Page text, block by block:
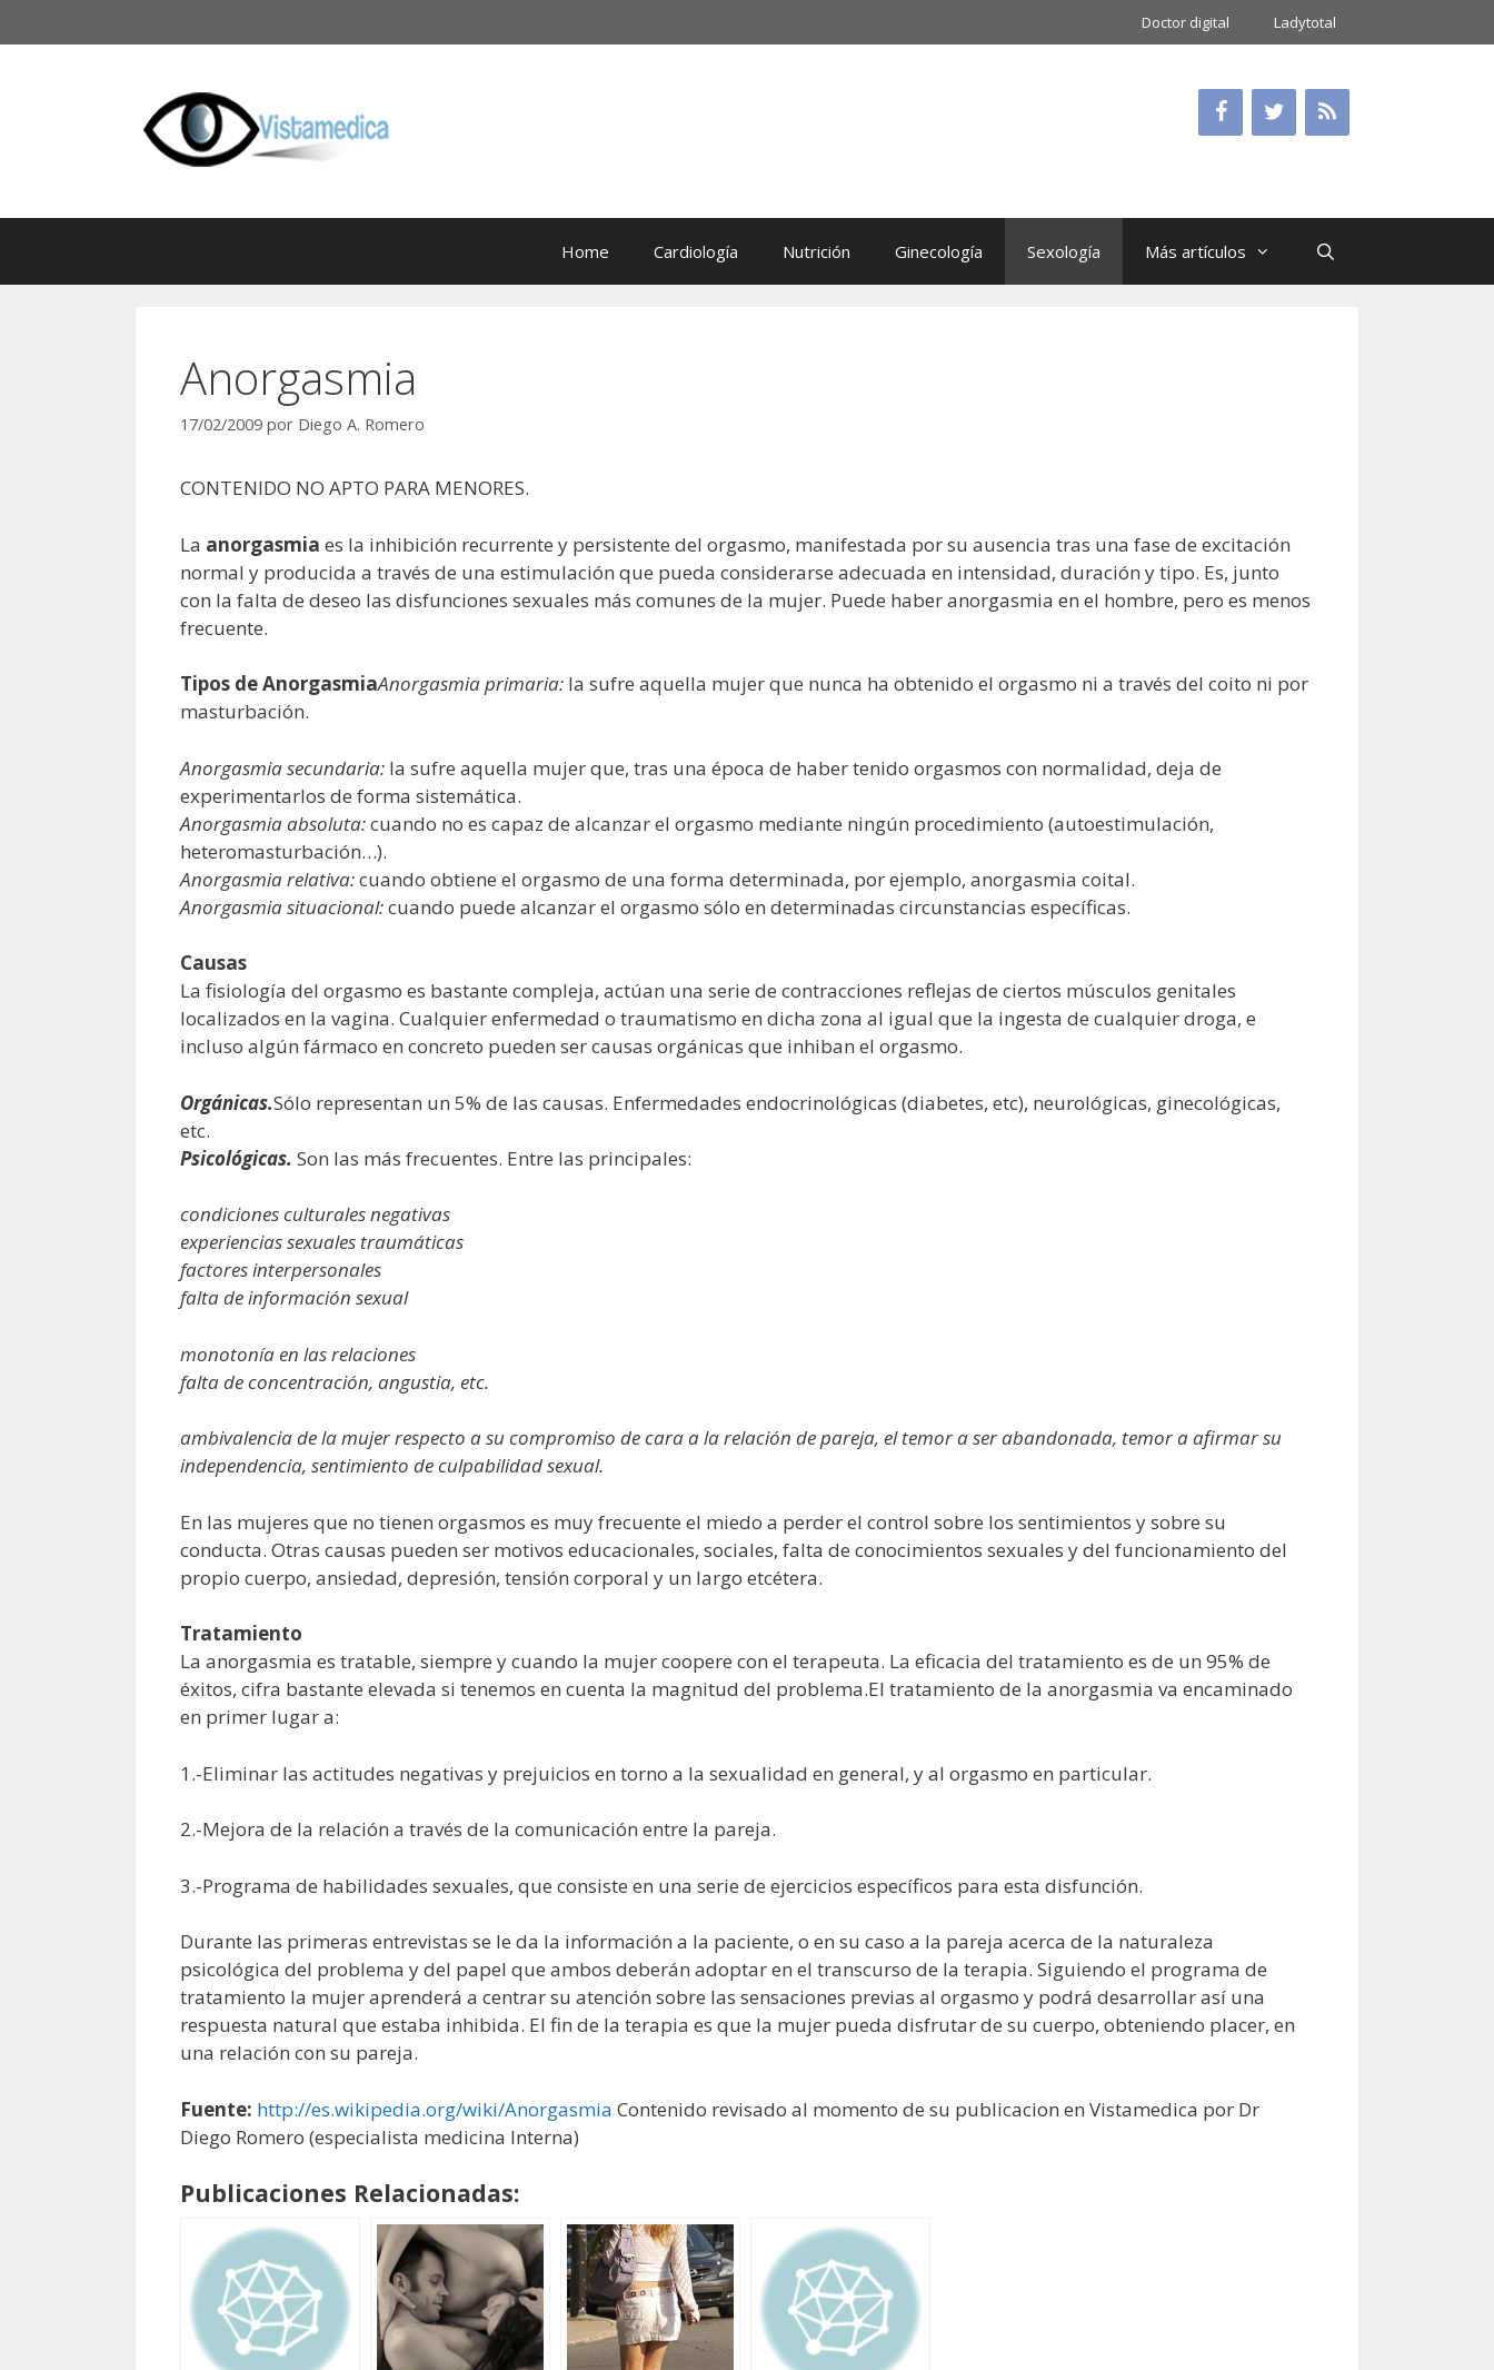
al
Doctor digital Ladytotal
Home Cardiología Nutrición Ginecología Sexología Más artículos
Anorgasmia
17/02/2009 por Diego A. Romero
CONTENIDO NO APTO PARA MENORES.
La anorgasmia es la inhibición recurrente y persistente del orgasmo, manifestada por su ausencia tras una fase de excitación
normal y producida a través de una estimulación que pueda considerarse adecuada en intensidad, duración y tipo. Es, junto
con la falta de deseo las disfunciones sexuales más comunes de la mujer. Puede haber anorgasmia en el hombre, pero es menos
frecuente.
Tipos de AnorgasmiaAnorgasmia primaria: la sufre aquella mujer que nunca ha obtenido el orgasmo ni a través del coito ni por
masturbación.
Anorgasmia secundaria: la sufre aquella mujer que, tras una época de haber tenido orgasmos con normalidad, deja de
experimentarlos de forma sistemática.
Anorgasmia absoluta:cuando no es capaz de alcanzar el orgasmo mediante ningún procedimiento (autoestimulación,
heteromasturbación…).
Anorgasmia relativa:cuando obtiene el orgasmo de una forma determinada, por ejemplo, anorgasmia coital.
Anorgasmia situacional:cuando puede alcanzar el orgasmo sólo en determinadas circunstancias específicas.
Causas
La fisiología del orgasmo es bastante compleja, actúan una serie de contracciones reflejas de ciertos músculos genitales
localizados en la vagina. Cualquier enfermedad o traumatismo en dicha zona al igual que la ingesta de cualquier droga, e
incluso algún fármaco en concreto pueden ser causas orgánicas que inhiban el orgasmo.
Orgánicas.Sólo representan un 5% de las causas. Enfermedades endocrinológicas (diabetes, etc), neurológicas, ginecológicas,
etc.
Psicológicas. Son las más frecuentes. Entre las principales:
condiciones culturales negativas
experiencias sexuales traumáticas
factores interpersonales
falta de información sexual
monotonía en las relaciones
falta de concentración, angustia, etc.
ambivalencia de la mujer respecto a su compromiso de cara a la relación de pareja, el temor a ser abandonada, temor a afirmar su
independencia, sentimiento de culpabilidad sexual.
En las mujeres que no tienen orgasmos es muy frecuente el miedo a perder el control sobre los sentimientos y sobre su
conducta. Otras causas pueden ser motivos educacionales, sociales, falta de conocimientos sexuales y del funcionamiento del
propio cuerpo, ansiedad, depresión, tensión corporal y un largo etcétera.
Tratamiento
La anorgasmia es tratable, siempre y cuando la mujer coopere con el terapeuta. La eficacia del tratamiento es de un 95% de
éxitos, cifra bastante elevada si tenemos en cuenta la magnitud del problema.El tratamiento de la anorgasmia va encaminado
en primer lugar a:
1.-Eliminar las actitudes negativas y prejuicios en torno a la sexualidad en general, y al orgasmo en particular.
2.-Mejora de la relación a través de la comunicación entre la pareja.
3.-Programa de habilidades sexuales, que consiste en una serie de ejercicios específicos para esta disfunción.
Durante las primeras entrevistas se le da la información a la paciente, o en su caso a la pareja acerca de la naturaleza
psicológica del problema y del papel que ambos deberán adoptar en el transcurso de la terapia. Siguiendo el programa de
tratamiento la mujer aprenderá a centrar su atención sobre las sensaciones previas al orgasmo y podrá desarrollar así una
respuesta natural que estaba inhibida. El fin de la terapia es que la mujer pueda disfrutar de su cuerpo, obteniendo placer, en
una relación con su pareja.
Fuente: http://es.wikipedia.org/wiki/Anorgasmia Contenido revisado al momento de su publicacion en Vistamedica por Dr
Diego Romero (especialista medicina Interna)
Publicaciones Relacionadas: